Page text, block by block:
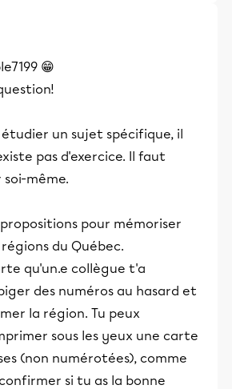
😁
un sujet spécifique, il
pas d'exercice. Il faut
soi-même.
pour mémoriser
du Québec.
qu'un.e collègue t'a
des numéros au hasard et
la région. Tu peux
sous les yeux une carte
(non numérotées), comme
si tu as la bonne